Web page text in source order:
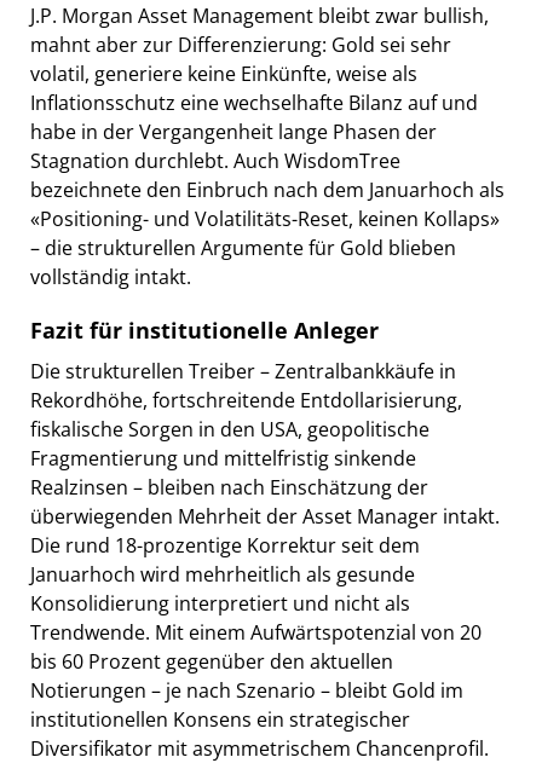
J.P. Morgan Asset Management bleibt zwar bullish,
mahnt aber zur Differenzierung: Gold sei sehr
volatil, generiere keine Einkünfte, weise als
Inflationsschutz eine wechselhafte Bilanz auf und
habe in der Vergangenheit lange Phasen der
Stagnation durchlebt. Auch WisdomTree
bezeichnete den Einbruch nach dem Januarhoch als
«Positioning- und Volatilitäts-Reset, keinen Kollaps»
– die strukturellen Argumente für Gold blieben
vollständig intakt.
Fazit für institutionelle Anleger
Die strukturellen Treiber – Zentralbankkäufe in
Rekordhöhe, fortschreitende Entdollarisierung,
fiskalische Sorgen in den USA, geopolitische
Fragmentierung und mittelfristig sinkende
Realzinsen – bleiben nach Einschätzung der
überwiegenden Mehrheit der Asset Manager intakt.
Die rund 18-prozentige Korrektur seit dem
Januarhoch wird mehrheitlich als gesunde
Konsolidierung interpretiert und nicht als
Trendwende. Mit einem Aufwärtspotenzial von 20
bis 60 Prozent gegenüber den aktuellen
Notierungen – je nach Szenario – bleibt Gold im
institutionellen Konsens ein strategischer
Diversifikator mit asymmetrischem Chancenprofil.